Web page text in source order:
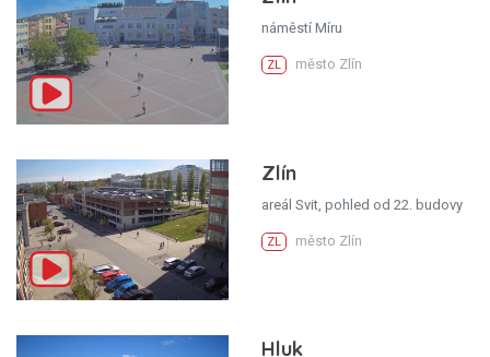
náměstí Míru
ZL město Zlín
Zlín
areál Svit, pohled od 22. budovy
ZL město Zlín
Hluk